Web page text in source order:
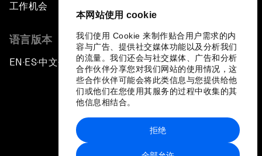
本网站使用 cookie
我们使用 Cookie 来制作贴合用户需求的内
容与广告、提供社交媒体功能以及分析我们
的流量。我们还会与社交媒体、广告和分析
合作伙伴分享您对我们网站的使用情况，这
些合作伙伴可能会将此类信息与您提供给他
们或他们在您使用其服务的过程中收集的其
他信息相结合。
拒绝
工作机会
语言版本
EN ▪ES▪中文▪ 日本語